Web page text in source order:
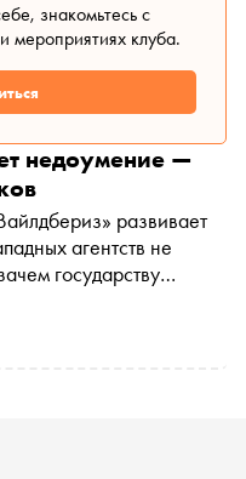
знакомьтесь с
мероприятиях клуба.
недоумение —
развивает
агентств не
государству
Рожникова